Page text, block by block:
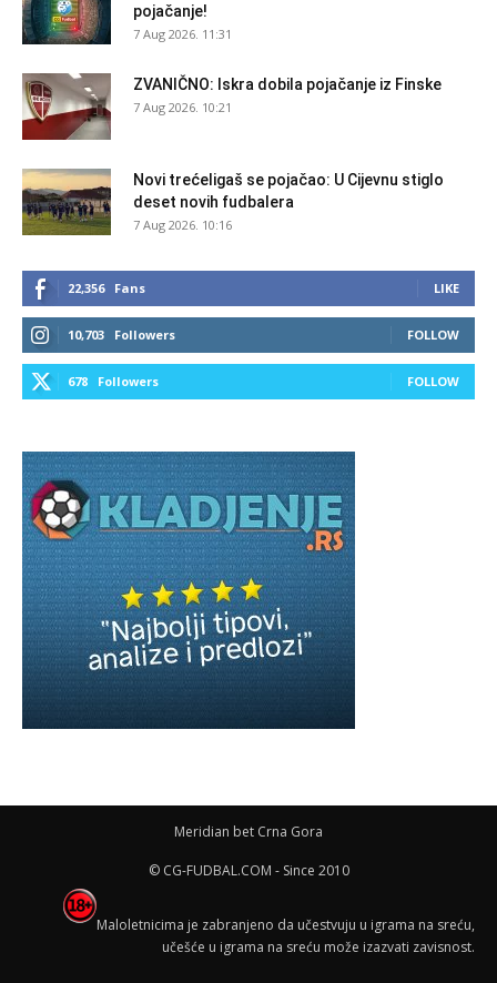
pojačanje!
7 Aug 2026. 11:31
ZVANIČNO: Iskra dobila pojačanje iz Finske
7 Aug 2026. 10:21
Novi trećeligaš se pojačao: U Cijevnu stiglo
deset novih fudbalera
7 Aug 2026. 10:16
22,356 Fans LIKE
10,703 Followers FOLLOW
678 Followers FOLLOW
Meridian bet Crna Gora
© CG-FUDBAL.COM - Since 2010
Maloletnicima je zabranjeno da učestvuju u igrama na sreću,
učešće u igrama na sreću može izazvati zavisnost.